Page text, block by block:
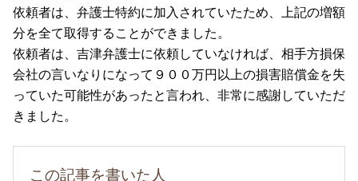
依頼者は、弁護士特約に加入されていたため、上記の増額
分を全て取得することができました。
依頼者は、吉津弁護士に依頼していなければ、相手方損保
会社の言いなりになって９００万円以上の損害賠償金を失
っていた可能性があったと言われ、非常に感謝していただ
きました。
この記事を書いた人